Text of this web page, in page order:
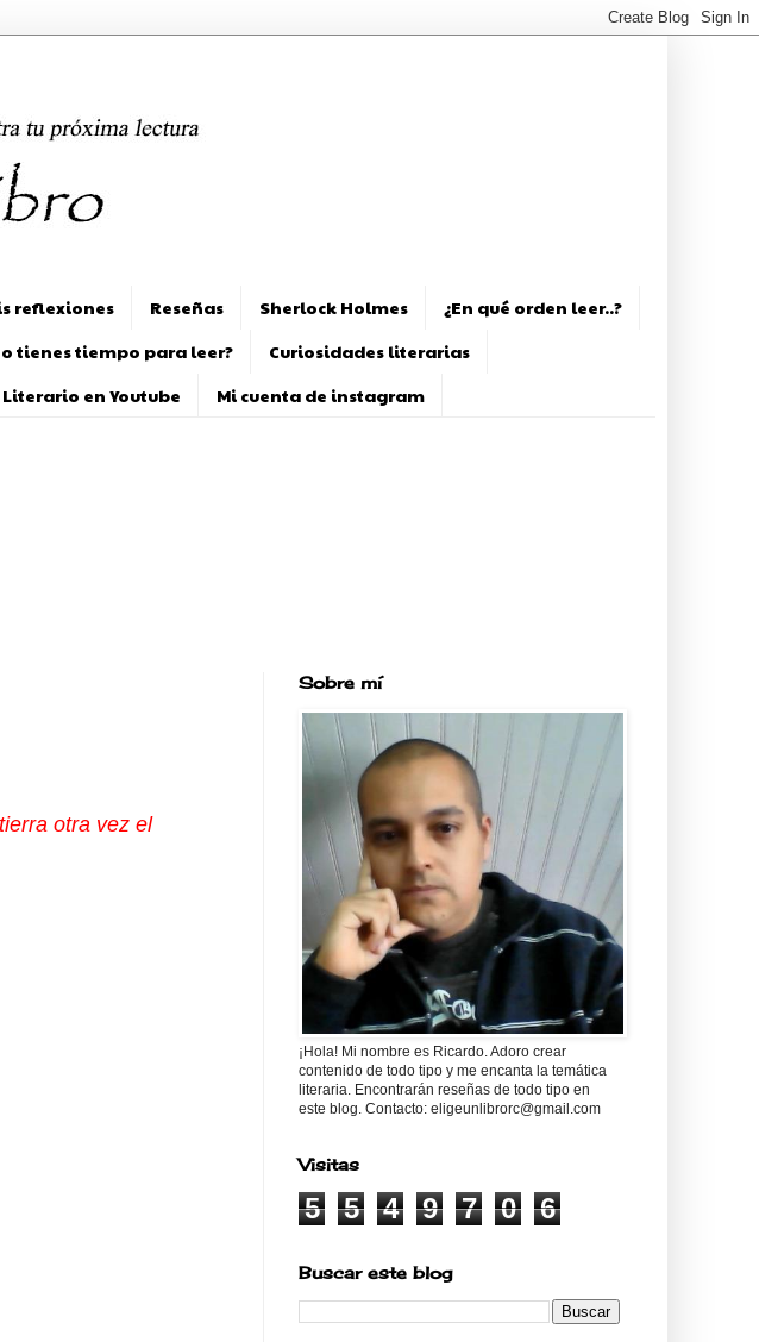
reflexiones Reseñas Sherlock Holmes
¿En qué orden leer..?
tienes tiempo para leer?
Curiosidades literarias
en Youtube Mi cuenta de instagram
otra vez el
Sobre mí
¡Hola! Mi nombre es Ricardo. Adoro crear
contenido de todo tipo y me encanta la temática
literaria. Encontrarán reseñas de todo tipo en
este blog. Contacto: eligeunlibrorc@gmail.com
Visitas
5 5 4 9 7 0 6
Buscar este blog